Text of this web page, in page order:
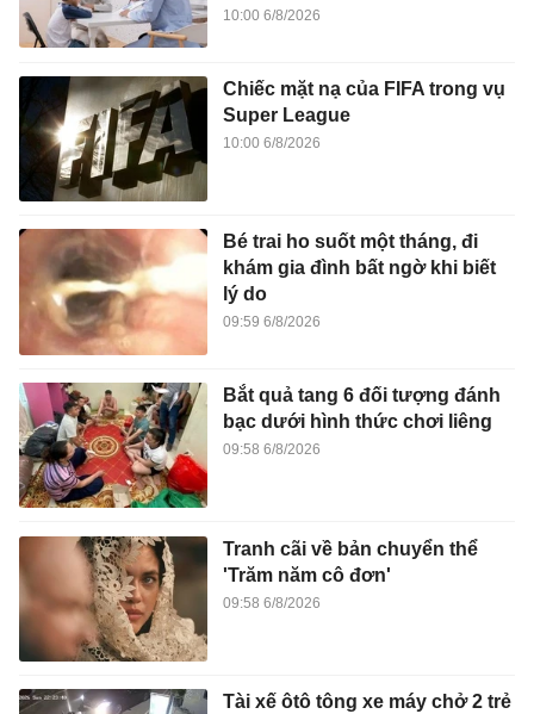
10:00 6/8/2026
Chiếc mặt nạ của FIFA trong vụ
Super League
10:00 6/8/2026
Bé trai ho suốt một tháng, đi
khám gia đình bất ngờ khi biết
lý do
09:59 6/8/2026
Bắt quả tang 6 đối tượng đánh
bạc dưới hình thức chơi liêng
09:58 6/8/2026
Tranh cãi về bản chuyển thể
'Trăm năm cô đơn'
09:58 6/8/2026
Tài xế ôtô tông xe máy chở 2 trẻ